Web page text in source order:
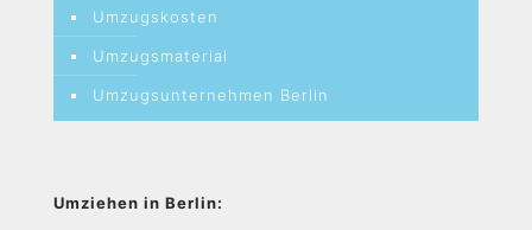
Umzugskosten
Umzugsmaterial
Umzugsunternehmen Berlin
Umziehen in Berlin: